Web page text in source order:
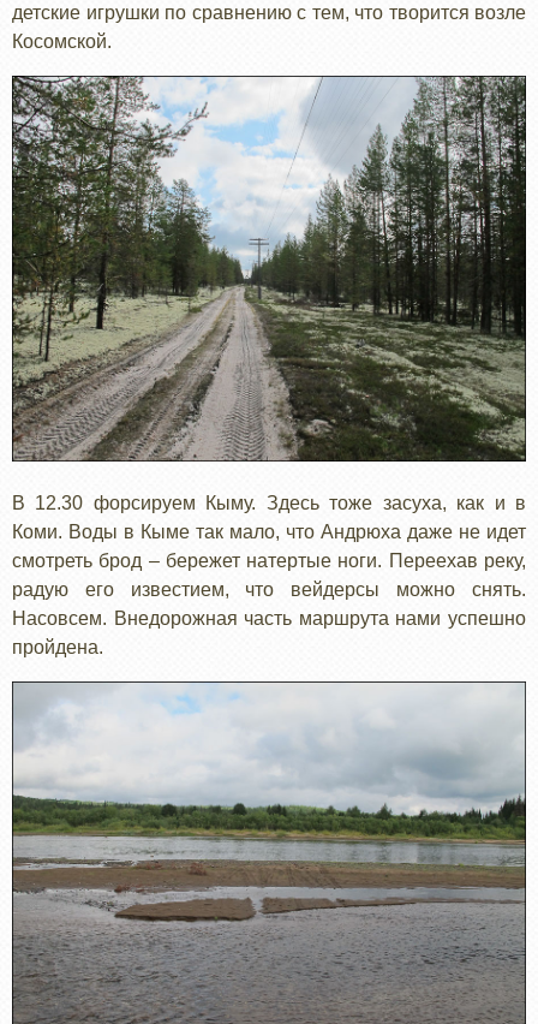
детские игрушки по сравнению с тем, что творится возле
Косомской.
В 12.30 форсируем Кыму. Здесь тоже засуха, как и в
Коми. Воды в Кыме так мало, что Андрюха даже не идет
смотреть брод – бережет натертые ноги. Переехав реку,
радую его известием, что вейдерсы можно снять.
Насовсем. Внедорожная часть маршрута нами успешно
пройдена.